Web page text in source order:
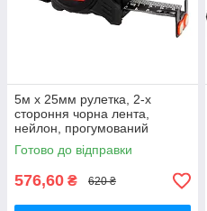
5м x 25мм рулетка, 2-х
стороння чорна лента,
нейлон, прогумований
корпус, автостоп, магніт,
HAISSER Compact
Готово до відправки
576,60 ₴ 620 ₴